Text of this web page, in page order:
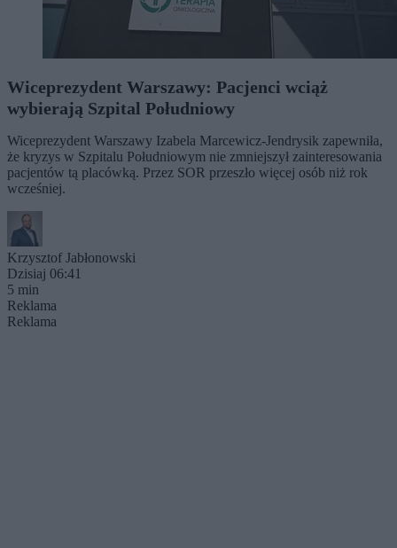
Wiceprezydent Warszawy: Pacjenci wciąż
wybierają Szpital Południowy
Wiceprezydent Warszawy Izabela Marcewicz-Jendrysik zapewniła,
że kryzys w Szpitalu Południowym nie zmniejszył zainteresowania
pacjentów tą placówką. Przez SOR przeszło więcej osób niż rok
wcześniej.
Krzysztof Jabłonowski
Dzisiaj 06:41
5 min
Reklama
Reklama